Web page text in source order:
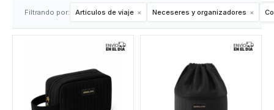
Filtrando por: Artículos de viaje Neceseres y organizadores